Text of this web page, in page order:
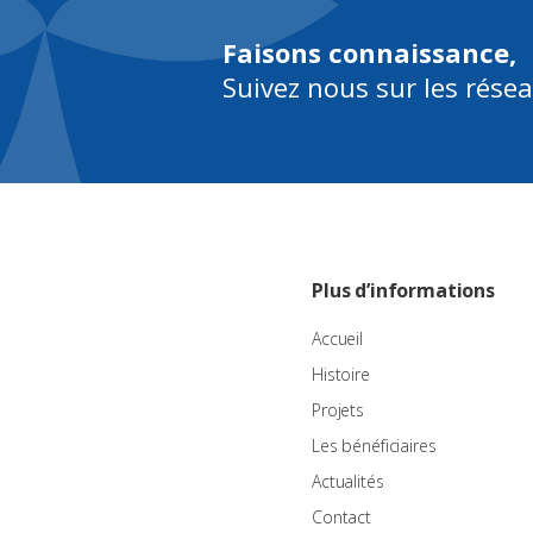
Faisons connaissance,
Suivez nous sur les
Plus d’informations
Accueil
Histoire
Projets
Les bénéficiaires
Actualités
Contact